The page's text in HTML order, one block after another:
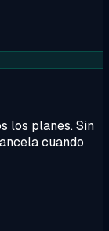
los planes. Sin
cuando